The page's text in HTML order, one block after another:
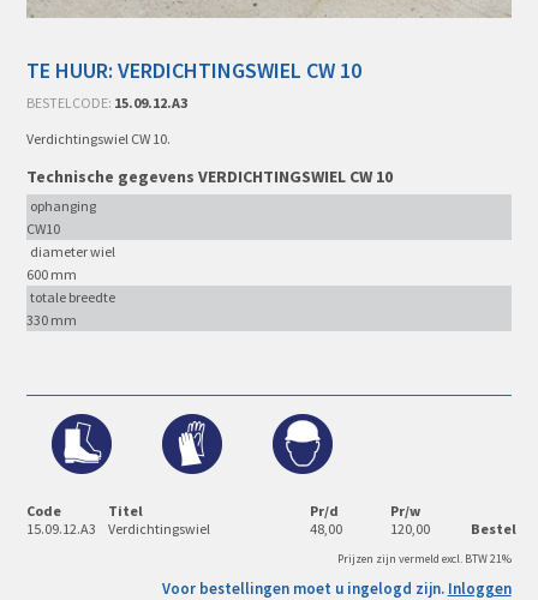
TE HUUR: VERDICHTINGSWIEL CW 10
BESTELCODE: 15.09.12.A3
Verdichtingswiel CW 10.
Technische gegevens VERDICHTINGSWIEL CW 10
ophanging
CW10
diameter wiel
600 mm
totale breedte
330 mm
Code Titel Pr/d
Pr/w
15.09.12.A3
Verdichtingswiel 48,00 120,00 Bestel
Prijzen zijn vermeld excl. BTW 21%
Voor bestellingen moet u ingelogd zijn. Inloggen